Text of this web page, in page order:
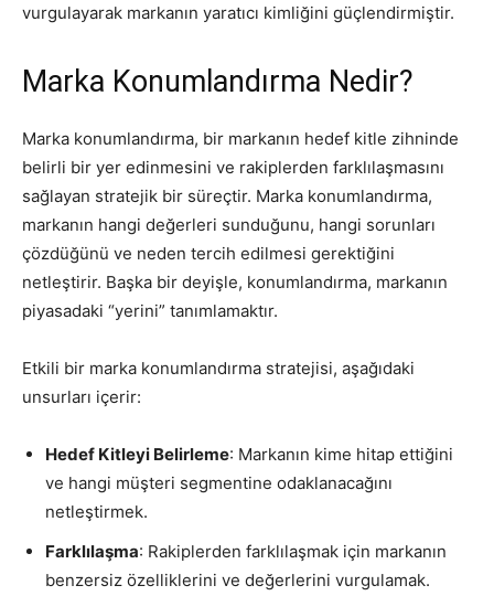
vurgulayarak markanın yaratıcı kimliğini güçlendirmiştir.
Marka Konumlandırma Nedir?
Marka konumlandırma, bir markanın hedef kitle zihninde
belirli bir yer edinmesini ve rakiplerden farklılaşmasını
sağlayan stratejik bir süreçtir. Marka konumlandırma,
markanın hangi değerleri sunduğunu, hangi sorunları
çözdüğünü ve neden tercih edilmesi gerektiğini
netleştirir. Başka bir deyişle, konumlandırma, markanın
piyasadaki “yerini” tanımlamaktır.
Etkili bir marka konumlandırma stratejisi, aşağıdaki
unsurları içerir:
Hedef Kitleyi Belirleme: Markanın kime hitap ettiğini
ve hangi müşteri segmentine odaklanacağını
netleştirmek.
Farklılaşma: Rakiplerden farklılaşmak için markanın
benzersiz özelliklerini ve değerlerini vurgulamak.